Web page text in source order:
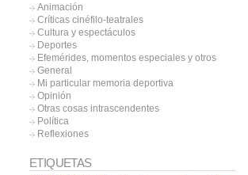
Animación
Críticas cinéfilo-teatrales
Cultura y espectáculos
Deportes
Efemérides, momentos especiales y otros
General
Mi particular memoria deportiva
Opinión
Otras cosas intrascendentes
Política
Reflexiones
ETIQUETAS